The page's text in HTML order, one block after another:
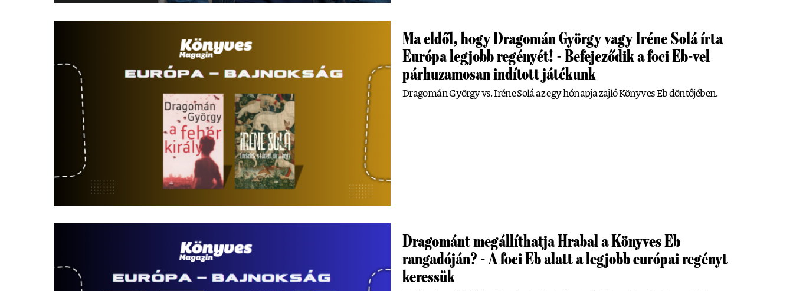
Ma eldől, hogy Dragomán György vagy Iréne Solá írta
Európa legjobb regényét! - Befejeződik a foci Eb-vel
párhuzamosan indított játékunk
Dragomán György vs. Iréne Solá az egy hónapja zajló Könyves Eb döntőjében.
Dragománt megállíthatja Hrabal a Könyves Eb
rangadóján? - A foci Eb alatt a legjobb európai regényt
keressük